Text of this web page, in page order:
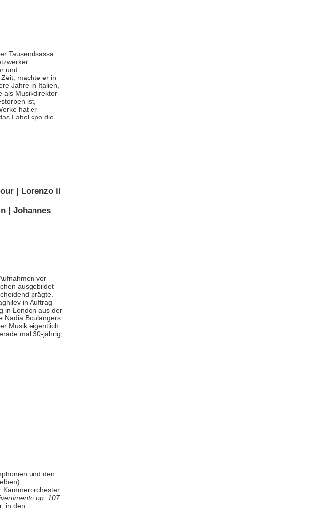
Tausendsassa
und
machte er in
Jahre in Italien,
als Musikdirektor
ist,
hat er
Label cpo die
| Lorenzo il
| Johannes
vor
ausgebildet –
prägte.
in Auftrag
in London aus der
Nadia Boulangers
Musik eigentlich
mal 30-jährig,
und den
Kammerorchester
op. 107
in den